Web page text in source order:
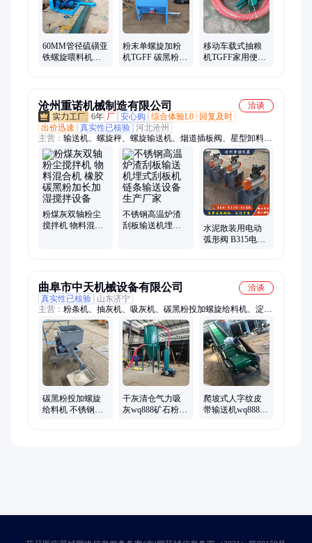
库装车
60MM管径硫磺亚
铁螺旋喂料机
粉末单螺旋加粉
机TGFF 碳黑粉小
移动车载式抽粮
机TGFF家用便携
沧州重诺机械制造有限公司
洽谈
6年 厂 安心购 综合体验L0
回复及时
出价迅速
真实性已核验 河北沧州
主营： 输送机、螺旋秤、螺旋输送机、烟道插板阀、星型卸料
器、斗式提升机、刮板输送机、布袋除尘器、烟气挡板门、称重
螺旋输送机、水冷降温螺旋输送机、通风蝶阀、百叶阀、无轴螺
旋输送机、双轴螺旋输送机、埋刮板输送机、链式输送机、重锤
翻板阀
粉煤灰双轴粉尘
搅拌机 物料混合
不锈钢高温炉渣
刮板输送机埋式
水泥散装用电动
弧形阀 B315电动
曲阜市中天机械设备有限公司
洽谈
真实性已核验
山东济宁
主营： 粉条机、抽灰机、吸灰机、碳黑粉投加螺旋给料机、淀粉
机、提升机、喂料机、卸灰机、输送机、吸灰车、传送带、吸粮
机、面条机、滤水机、淀粉浆、米线机、皮带机、脱水机、给料
机、去水机、抽粮机、蕨根淀粉、管道疏通机、蕨根粉丝机、垂
直斗提机、螺旋投料机
碳黑粉投加螺旋
给料机 不锈钢色
干灰清仓气力吸
灰wq888矿石粉脉
爬坡式人字纹皮
带输送机wq888粮